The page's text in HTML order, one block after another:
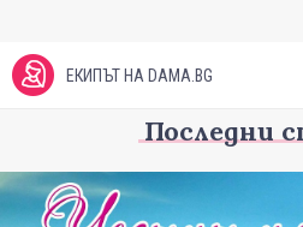
ЕКИПЪТ НА DAMA.BG
Последни